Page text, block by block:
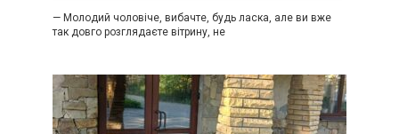
— Молодий чоловіче, вибачте, будь ласка, але ви вже
так довго розглядаєте вітрину, не